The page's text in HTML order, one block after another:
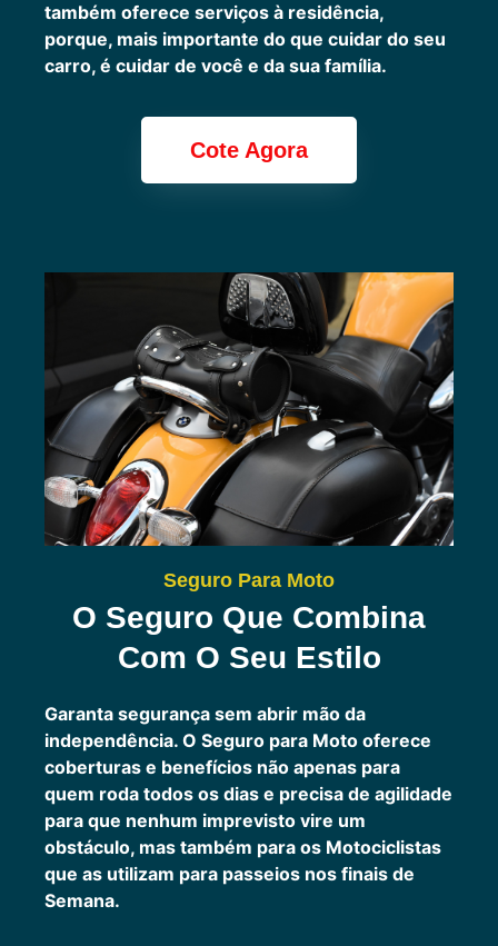
também oferece serviços à residência,
porque, mais importante do que cuidar do seu
carro, é cuidar de você e da sua família.
Cote Agora
Seguro Para Moto
O Seguro Que Combina
Com O Seu Estilo
Garanta segurança sem abrir mão da
independência. O Seguro para Moto oferece
coberturas e benefícios não apenas para
quem roda todos os dias e precisa de agilidade
para que nenhum imprevisto vire um
obstáculo, mas também para os Motociclistas
que as utilizam para passeios nos finais de
Semana.